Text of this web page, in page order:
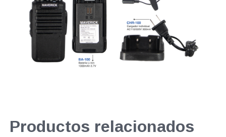
Productos relacionados